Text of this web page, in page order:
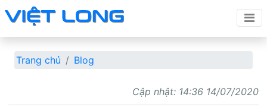
Trang chủ Blog
Cập nhật: 14:36 14/07/2020